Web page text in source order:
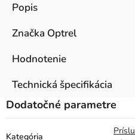
Popis
Značka Optrel
Hodnotenie
Technická špecifikácia
Dodatočné parametre
Kategória